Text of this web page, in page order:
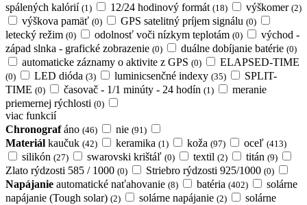
spálených kalórií (1) 12/24 hodinový formát (18) výškomer (2)
výškova pamäť (0) GPS satelitný príjem signálu (0)
letecký režim (0) odolnosť voči nízkym teplotám (0)
východ -
západ slnka - grafické zobrazenie (0) duálne dobíjanie batérie (0)
automaticke záznamy o aktivite z GPS (0) ELAPSED-TIME
(0) LED dióda (3) luminicsenčné indexy (35)
SPLIT-
TIME (0) časovač - 1/1 minúty - 24 hodín (1)
meranie
priemernej rýchlosti (0)
viac funkcií
Chronograf áno (46) nie (91)
Materiál kaučuk (42) keramika (1) koža (97) oceľ (413)
silikón (27) swarovski krištáľ (0) textil (2) titán (9)
Zlato rýdzosti 585 / 1000 (0) Striebro rýdzosti 925/1000 (0)
Napájanie automatické naťahovanie (8) batéria (402)
solárne
napájanie (Tough solar) (2) solárne napájanie (2)
solárne